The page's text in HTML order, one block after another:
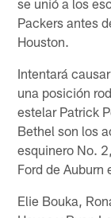
Packers antes
Houston.
Intentará
una posición
estelar Patrick
Bethel son los
esquinero No.
Ford de Auburn
Elie Bouka,